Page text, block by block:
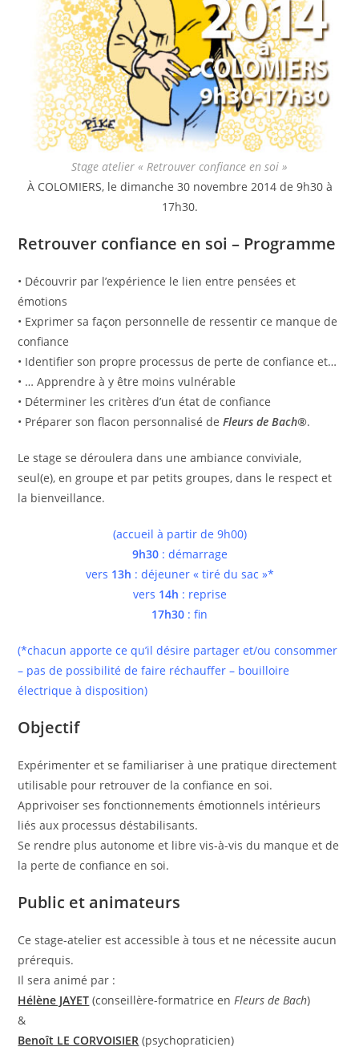
Stage atelier « Retrouver confiance en soi »
À COLOMIERS, le dimanche 30 novembre 2014 de 9h30 à
17h30.
Retrouver confiance en soi – Programme
• Découvrir par l’expérience le lien entre pensées et
émotions
• Exprimer sa façon personnelle de ressentir ce manque de
confiance
• Identifier son propre processus de perte de confiance et…
• … Apprendre à y être moins vulnérable
• Déterminer les critères d’un état de confiance
• Préparer son flacon personnalisé deFleurs de Bach®.
Le stage se déroulera dans une ambiance conviviale,
seul(e), en groupe et par petits groupes, dans le respect et
la bienveillance.
(accueil à partir de 9h00)
9h30: démarrage
vers 13h : déjeuner « tiré du sac »*
vers 14h : reprise
17h30 : fin
(*chacun apporte ce qu’il désire partager et/ou consommer
– pas de possibilité de faire réchauffer – bouilloire
électrique à disposition)
Objectif
Expérimenter et se familiariser à une pratique directement
utilisable pour retrouver de la confiance en soi.
Apprivoiser ses fonctionnements émotionnels intérieurs
liés aux processus déstabilisants.
Se rendre plus autonome et libre vis-à-vis du manque et de
la perte de confiance en soi.
Public et animateurs
Ce stage-atelier est accessible à tous et ne nécessite aucun
prérequis.
Il sera animé par :
Hélène JAYET (conseillère-formatrice enFleurs de Bach)
&
Benoît LE CORVOISIER (psychopraticien)